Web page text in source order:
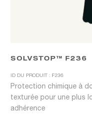
SOLVSTOP™ F236
ID DU PRODUIT : F236
Protection chimique à
texturée pour une plus
adhérence